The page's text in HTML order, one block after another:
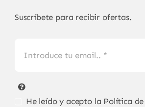
Suscríbete para recibir ofertas.
He leído y acepto la Política